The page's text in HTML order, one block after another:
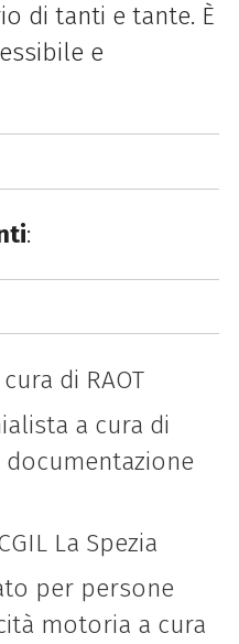
di tanti e tante. È
e
:
di RAOT
a cura di
documentazione
La Spezia
per persone
motoria a cura